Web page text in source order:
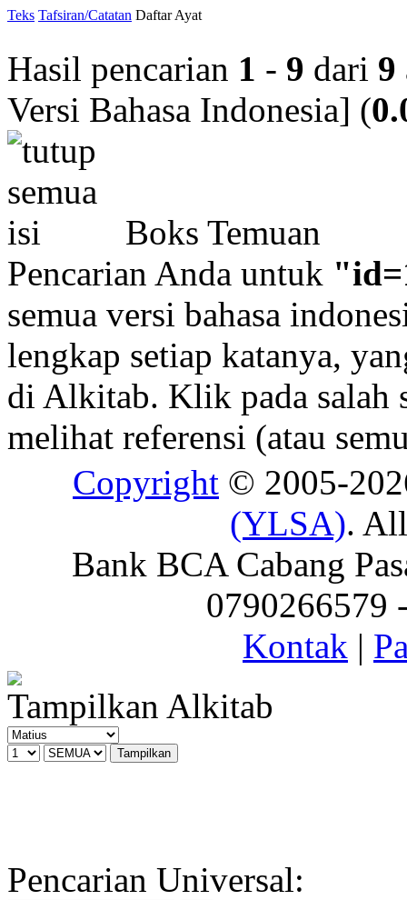
Teks Tafsiran/Catatan Daftar Ayat
Hasil pencarian 1 - 9 dari 9
Versi Bahasa Indonesia] (
Boks Temuan
Pencarian Anda untuk
semua versi bahasa
lengkap setiap katanya,
di Alkitab. Klik pada salah
melihat referensi (atau
Copyright © 2005-
(YLSA).
Bank BCA Cabang
0790266579
Kontak |
Tampilkan Alkitab
Pencarian Universal: